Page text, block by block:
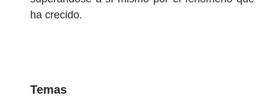
ha crecido.
Temas